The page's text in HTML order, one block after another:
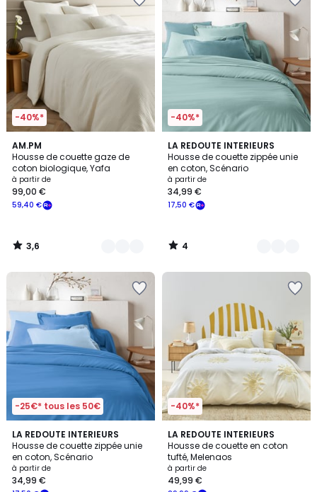
-40%*
AM.PM
Housse de couette gaze de
coton biologique, Yafa
à partir de
59,40 €
99,00 €
3,6
/ 5
20
Couleurs
3,6
/
-40%*
LA REDOUTE INTERIEURS
Housse de couette zippée unie
en coton, Scénario
à partir de
17,50 €
34,99 €
4
/
5
22
Couleurs
4
/
-25€* tous les 50€
LA REDOUTE INTERIEURS
Housse de couette zippée unie
en coton, Scénario
à partir de
34,99 €
4
/
5
-40%*
LA REDOUTE INTERIEURS
Housse de couette en coton
tufté, Melenaos
à partir de
49,99 €
4,7
/ 5